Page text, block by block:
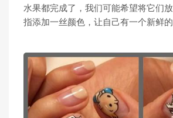
水果都完成了，我们可能希望将它们
指添加一丝颜色，让自己有一个新鲜的